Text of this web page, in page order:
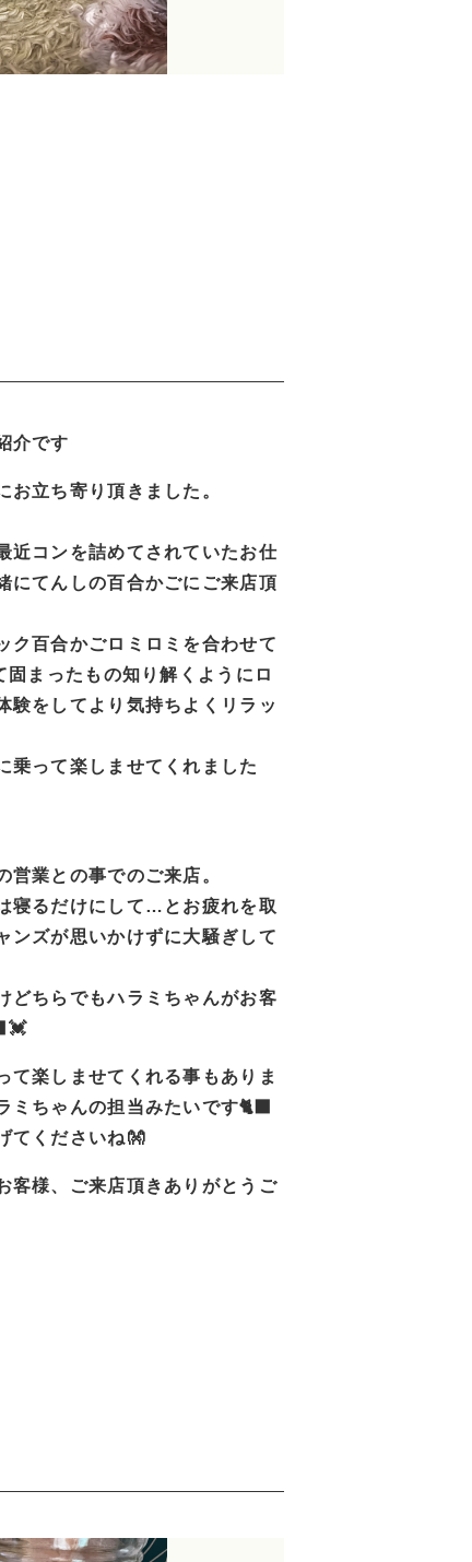
介です
お立ち寄り頂きました。
近コンを詰めてされていたお仕
てんしの百合かごにご来店頂
ク百合かごロミロミを合わせて
まったもの知り解くようにロ
験をしてより気持ちよくリラッ
乗って楽しませてくれました
営業との事でのご来店。
寝るだけにして…とお疲れを取
ンズが思いかけずに大騒ぎして
どちらでもハラミちゃんがお客
て楽しませてくれる事もありま
ちゃんの担当みたいです🐈‍⬛
てくださいね👐
客様、ご来店頂きありがとうご